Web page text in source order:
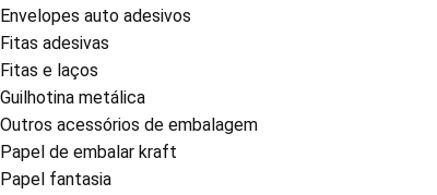
Envelopes auto adesivos
Fitas adesivas
Fitas e laços
Guilhotina metálica
Outros acessórios de embalagem
Papel de embalar kraft
Papel fantasia